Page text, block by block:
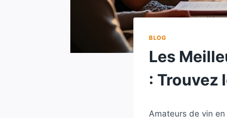
BLOG
Les
: Trouvez
Amateurs de vin